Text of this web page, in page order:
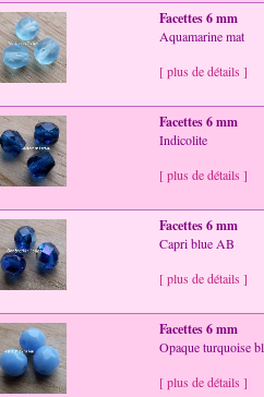
Facettes 6 mm
Aquamarine mat
[ plus de détails ]
Facettes 6 mm
Indicolite
[ plus de détails ]
Facettes 6 mm
Capri blue AB
[ plus de détails ]
Facettes 6 mm
Opaque turquoise
[ plus de détails ]